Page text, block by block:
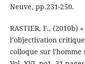
Neuve, pp.231-250.
RASTIER, F., (2010b)
l’objectivation
colloque sur l'homme